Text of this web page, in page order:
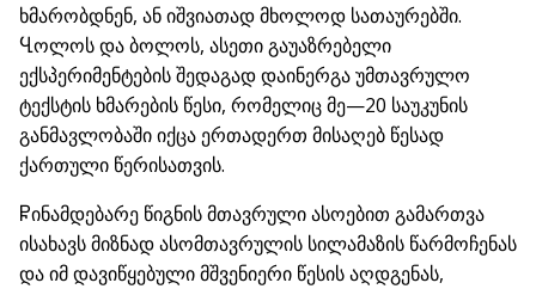
ხმარობდნენ, ან იშვიათად მხოლოდ სათაურებში.
Ⴁოლოს და ბოლოს, ასეთი გაუაზრებელი
ექსპერიმენტების შედაგად დაინერგა უმთავრულო
ტექსტის ხმარების წესი, რომელიც მე—20 საუკუნის
განმავლობაში იქცა ერთადერთ მისაღებ წესად
ქართული წერისათვის.
Ⴜინამდებარე წიგნის მთავრული ასოებით გამართვა
ისახავს მიზნად ასომთავრულის სილამაზის წარმოჩენას
და იმ დავიწყებული მშვენიერი წესის აღდგენას,